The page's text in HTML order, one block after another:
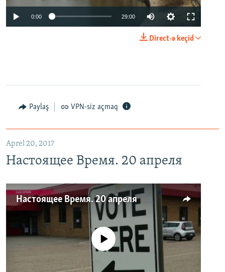
0:00 29:00
Direct-ə keçid
Paylaş VPN-siz açmaq
Aprel 20, 2017
Настоящее Время. 20 апреля
Настоящее Время. 20 апреля
No media source currently available